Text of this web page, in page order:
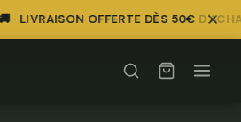
LIVRAISON OFFERTE DÈS 50€ D'ACHAT